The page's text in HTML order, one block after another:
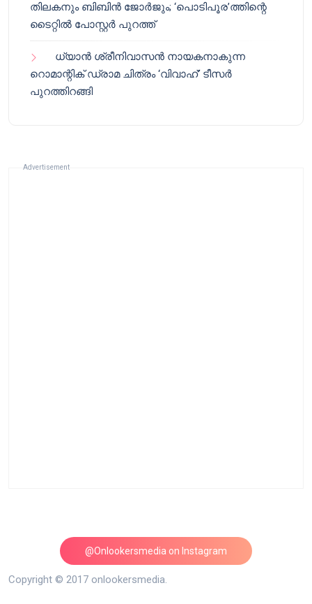
തിലകനും ബിബിൻ ജോർജും; ‘പൊടിപൂര’ത്തിന്റെ
ടൈറ്റിൽ പോസ്റ്റർ പുറത്ത്
ധ്യാൻ ശ്രീനിവാസൻ നായകനാകുന്ന
റൊമാന്റിക് ഡ്രാമ ചിത്രം ‘വിവാഹ്’ ടീസർ
പുറത്തിറങ്ങി
Advertisement
@Onlookersmedia on Instagram
Follow on Instagram
Copyright © 2017 onlookersmedia.